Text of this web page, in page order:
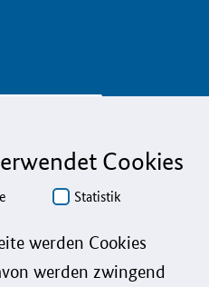
auf die gleichzeitige Verwendung der
für alle Geschlechter.
Cookies
Statistik
werden Cookies
werden zwingend